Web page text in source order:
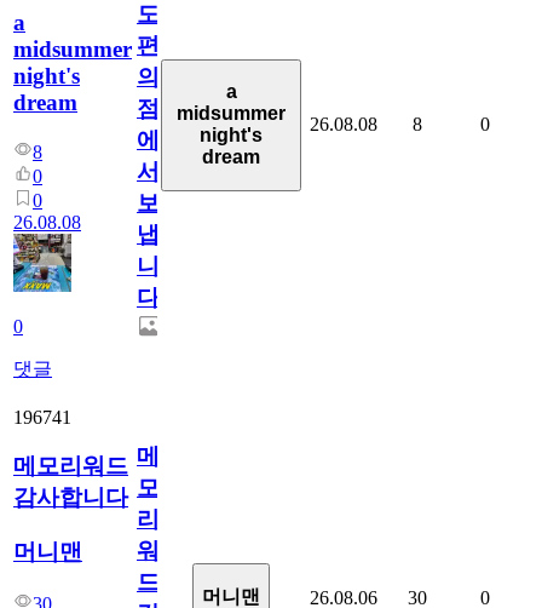
a
midsummer
night's
dream
8
0
0
26.08.08
0
댓글
도
편
의
점
에
서
보
냅
니
다.
a
midsummer
night's
dream
26.08.08 8 0
196741
메모리워드
감사합니다
머니맨
30
메
모
리
워
드
머니맨 26.08.06 30 0